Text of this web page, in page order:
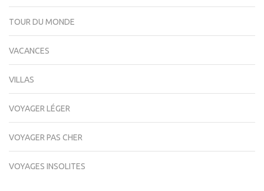
TOUR DU MONDE
VACANCES
VILLAS
VOYAGER LÉGER
VOYAGER PAS CHER
VOYAGES INSOLITES